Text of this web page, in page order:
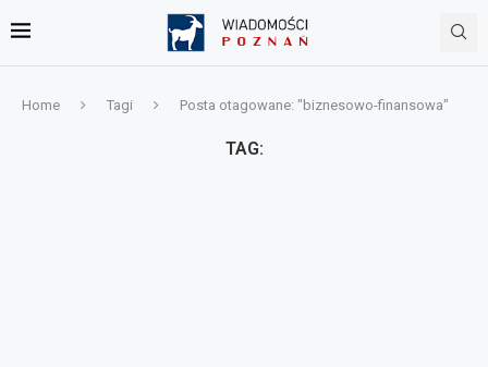
Home Tagi Posta otagowane: "biznesowo-finansowa"
TAG: